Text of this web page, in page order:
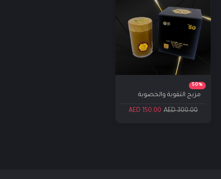
50%
مزيج التقوية والخصوبة
للرياضيين والمتزوجين
300.00 AED
150.00 AED